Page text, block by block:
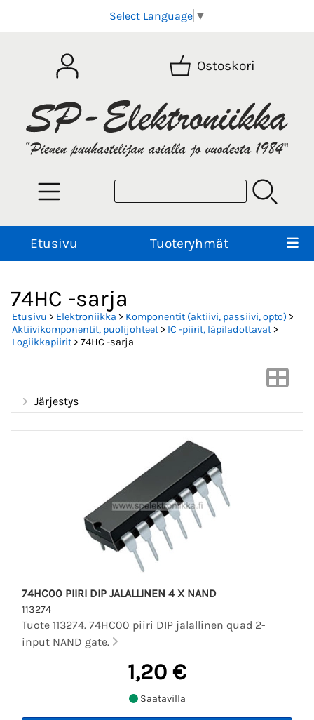
Select Language ▼
Ostoskori
Etusivu Tuoteryhmät
74HC -sarja
Etusivu > Elektroniikka > Komponentit (aktiivi, passiivi, opto) >
Aktiivikomponentit, puolijohteet> IC -piirit, läpiladottavat>
Logiikkapiirit> 74HC -sarja
Järjestys
74HC00 PIIRI DIP JALALLINEN 4 X NAND
113274
Tuote 113274. 74HC00 piiri DIP jalallinen quad 2-
input NAND gate.
1,20 €
Saatavilla